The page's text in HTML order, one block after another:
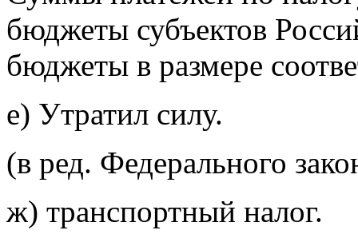
бюджеты субъектов
бюджеты в размере
е) Утратил силу.
(в ред. Федерального
ж) транспортный налог.